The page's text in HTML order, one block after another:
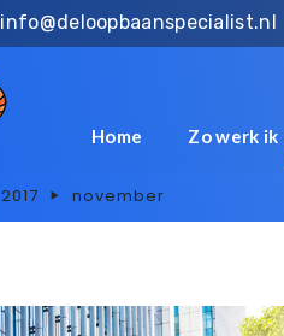
info@deloopbaanspecialist.nl
Home Zo werk ik
2017 november